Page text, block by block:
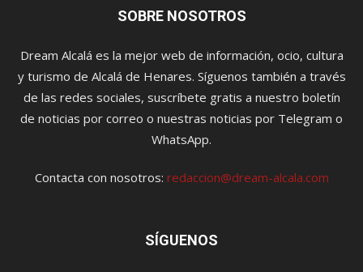
SOBRE NOSOTROS
Dream Alcalá es la mejor web de información, ocio, cultura
y turismo de Alcalá de Henares. Síguenos también a través
de las redes sociales, suscríbete gratis a nuestro boletín
de noticias por correo o nuestras noticias por Telegram o
WhatsApp.
Contacta con nosotros: redaccion@dream-alcala.com
SÍGUENOS